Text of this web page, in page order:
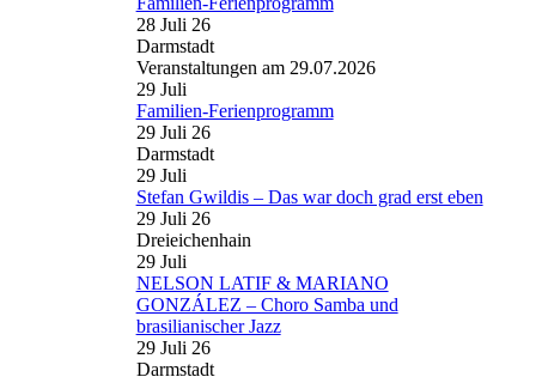
28 Juli 26
Darmstadt
Veranstaltungen am 29.07.2026
29 Juli
Familien-Ferienprogramm
29 Juli 26
Darmstadt
29 Juli
Stefan Gwildis – Das war doch grad erst eben
29 Juli 26
Dreieichenhain
29 Juli
NELSON LATIF & MARIANO
GONZÁLEZ – Choro Samba und
brasilianischer Jazz
29 Juli 26
Darmstadt